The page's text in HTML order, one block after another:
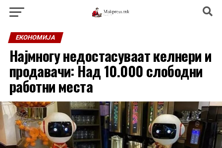
ЕКОНОМИЈА
Најмногу недостасуваат келнери и
продавачи: Над 10.000 слободни
работни места